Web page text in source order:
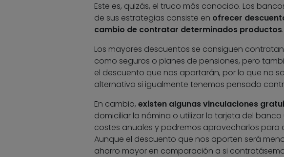
Este es, quizás, el truco más conocido. Los
de sus estrategias consiste en ofrecer
cambio de contratar determinados productos.
Los mayores descuentos se consiguen
como seguros o planes de pensiones, pero
el descuento que nos aportarán, por lo que no
alternativa si igualmente tenemos pensado
En cambio, existen algunas vinculaciones
domiciliar la nómina o utilizar la tarjeta del
costes anuales y podremos aprovecharlos
Aunque el descuento que nos aporten será
ahorro mayor en comparación a si